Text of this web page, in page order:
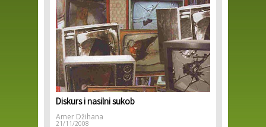
Diskurs i nasilni sukob
Amer Džihana
21/11/2008